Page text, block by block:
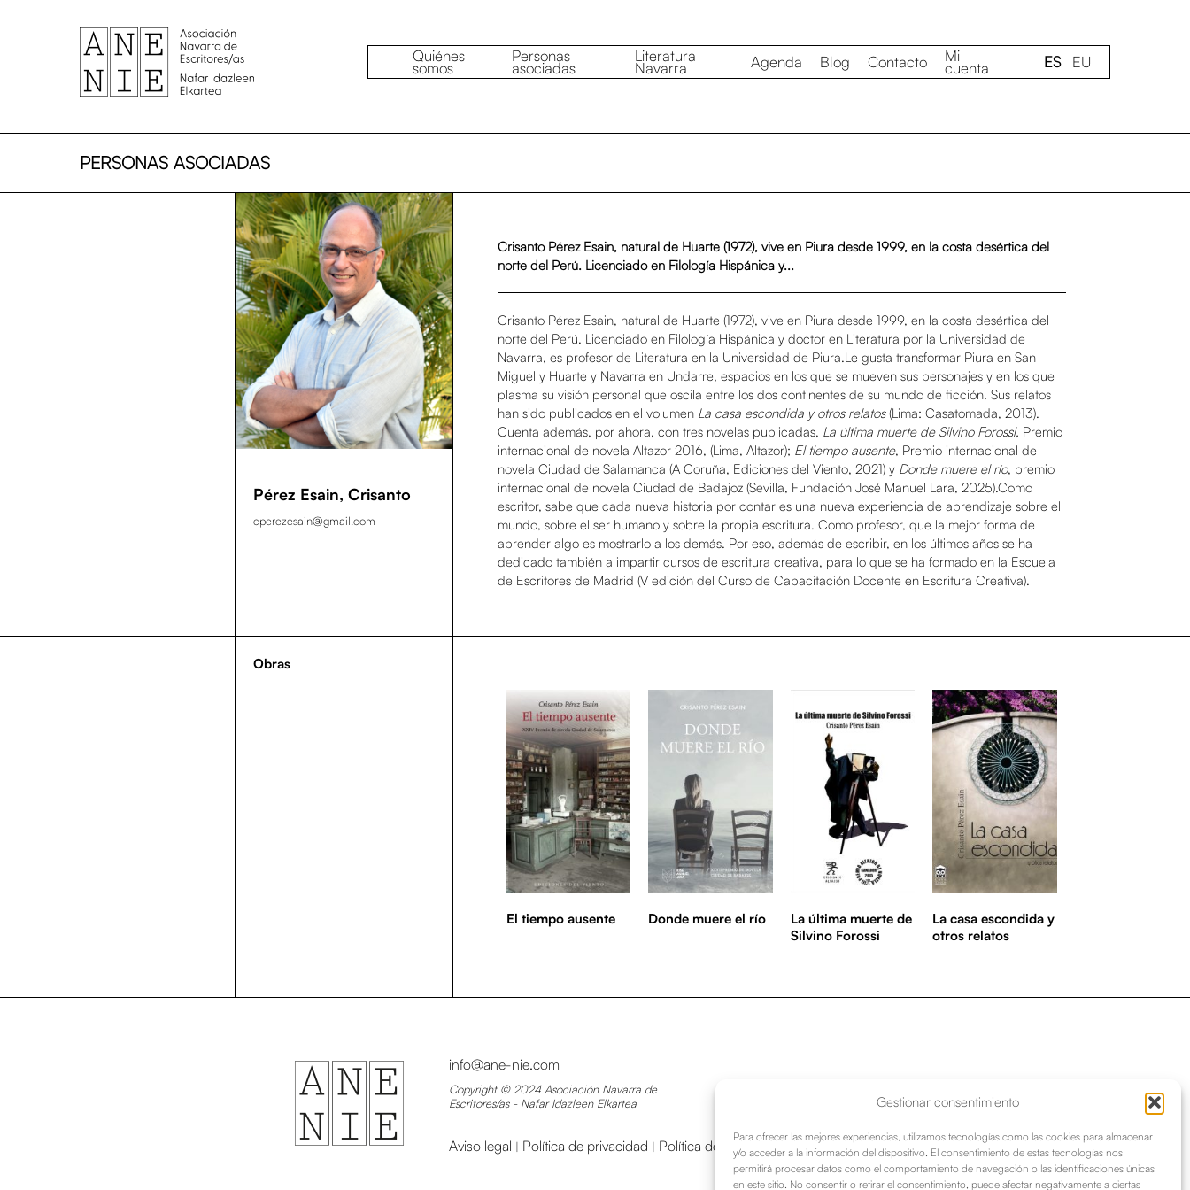
Gestionar consentimiento
Para ofrecer las mejores experiencias, utilizamos tecnologías como las cookies para almacenar
y/o acceder a la información del dispositivo. El consentimiento de estas tecnologías nos
permitirá procesar datos como el comportamiento de navegación o las identificaciones únicas
en este sitio. No consentir o retirar el consentimiento, puede afectar negativamente a ciertas
Quiénes
somos
Personas
asociadas
Literatura
Navarra Agenda Blog Contacto Mi
cuenta ES EU
PERSONAS ASOCIADAS
Pérez Esain, Crisanto
cperezesain@gmail.com
Crisanto Pérez Esain, natural de Huarte (1972), vive en Piura desde 1999, en la costa desértica del
norte del Perú. Licenciado en Filología Hispánica y...
Crisanto Pérez Esain, natural de Huarte (1972), vive en Piura desde 1999, en la costa desértica del
norte del Perú. Licenciado en Filología Hispánica y doctor en Literatura por la Universidad de
Navarra, es profesor de Literatura en la Universidad de Piura.Le gusta transformar Piura en San
Miguel y Huarte y Navarra en Undarre, espacios en los que se mueven sus personajes y en los que
plasma su visión personal que oscila entre los dos continentes de su mundo de ficción. Sus relatos
han sido publicados en el volumen La casa escondida y otros relatos(Lima: Casatomada, 2013).
Cuenta además, por ahora, con tres novelas publicadas, La última muerte de Silvino Forossi, Premio
internacional de novela Altazor 2016, (Lima, Altazor); El tiempo ausente, Premio internacional de
novela Ciudad de Salamanca (A Coruña, Ediciones del Viento, 2021) y Donde muere el río, premio
internacional de novela Ciudad de Badajoz (Sevilla, Fundación José Manuel Lara, 2025).Como
escritor, sabe que cada nueva historia por contar es una nueva experiencia de aprendizaje sobre el
mundo, sobre el ser humano y sobre la propia escritura. Como profesor, que la mejor forma de
aprender algo es mostrarlo a los demás. Por eso, además de escribir, en los últimos años se ha
dedicado también a impartir cursos de escritura creativa, para lo que se ha formado en la Escuela
de Escritores de Madrid (V edición del Curso de Capacitación Docente en Escritura Creativa).
Obras
El tiempo ausente Donde muere el río
La última muerte de
Silvino Forossi
La casa escondida y
otros relatos
info@ane-nie.com
Copyright © 2024 Asociación Navarra de
Escritores/as - Nafar Idazleen Elkartea
Aviso legal | Política de privacidad | Política de cookies